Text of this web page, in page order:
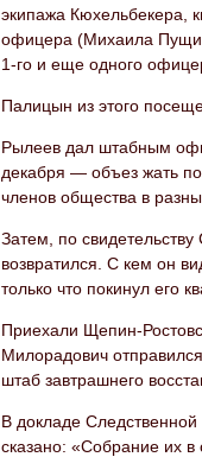
экипажа Кюхельбекера,
офицера (Михаила
1-го и еще одного
Палицын из этого
Рылеев дал штабным
декабря — объез жать
членов общества в
Затем, по
возвратился. С кем он
только что покинул его
Приехали Щепин-
Милорадович
штаб завтрашнего
В докладе
сказано: «Соб​рание их